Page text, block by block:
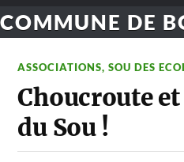
COMMUNE DE
ASSOCIATIONS,SOU DES
Choucroute
du Sou !